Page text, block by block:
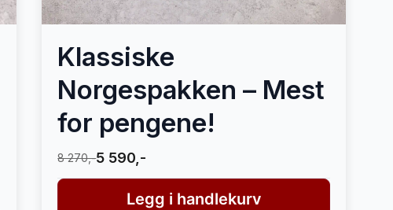
Klassiske
Norgespakken – Mest
for pengene!
8 270,-5 590,-
Legg i handlekurv